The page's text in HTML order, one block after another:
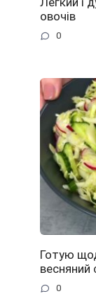
овочів
0
Готую
весняний
0